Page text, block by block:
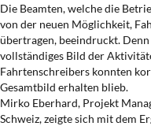
Die Beamten, welche die
von der neuen Möglichkeit,
übertragen, beeindruckt.
vollständiges Bild der
Fahrtenschreibers konnten
Gesamtbild erhalten blieb.
Mirko Eberhard, Projekt
Schweiz, zeigte sich mit dem